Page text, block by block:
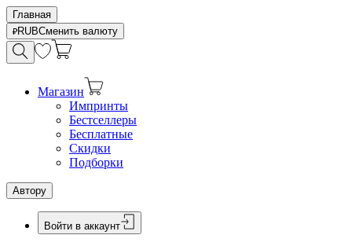
Главная
RUBСменить валюту
Магазин
Импринты
Бестселлеры
Бесплатные
Скидки
Подборки
Автору
Войти в аккаунт